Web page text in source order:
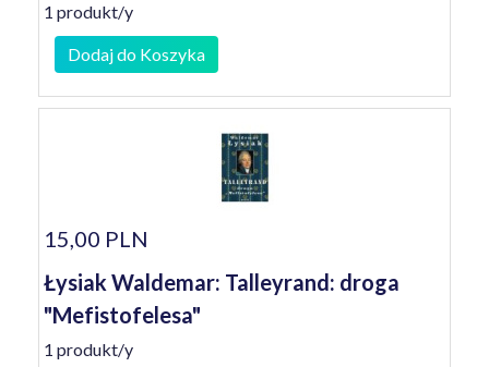
1 produkt/y
Dodaj do Koszyka
15,00 PLN
Łysiak Waldemar: Talleyrand: droga
"Mefistofelesa"
1 produkt/y